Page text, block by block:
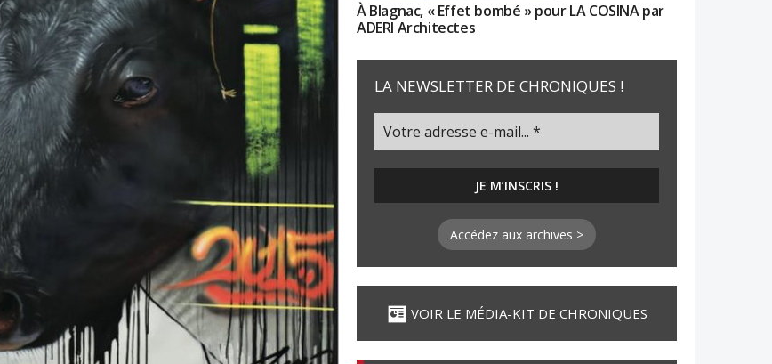
À Blagnac, « Effet bombé » pour LA COSINA par
ADERI Architectes
LA NEWSLETTER DE CHRONIQUES !
Accédez aux archives >
VOIR LE MÉDIA-KIT DE CHRONIQUES